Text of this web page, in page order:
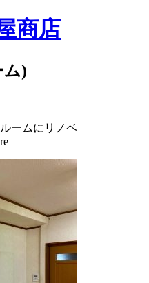
ム)
ームにリノベ